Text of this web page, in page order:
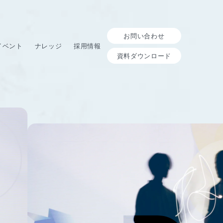
ベント ナレッジ 採用情報
お問い合わせ
資料ダウンロード